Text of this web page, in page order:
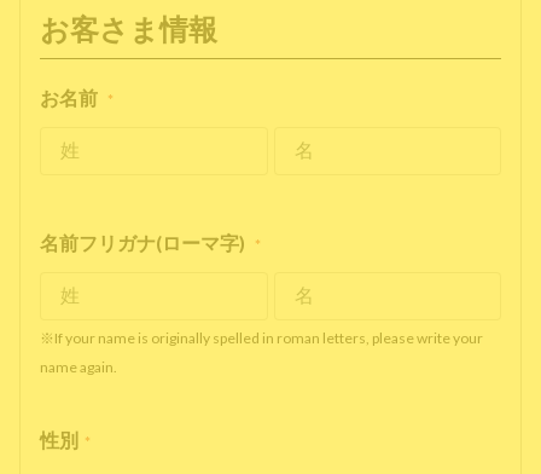
お客さま情報
お名前 *
名前フリガナ(ローマ字) *
※If your name is originally spelled in roman letters, please write your
name again.
性別 *